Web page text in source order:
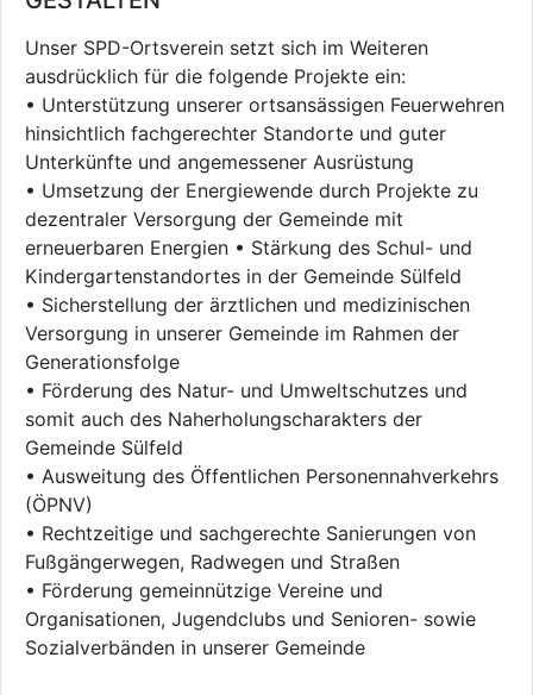
Unser SPD-Ortsverein setzt sich im Weiteren
ausdrücklich für die folgende Projekte ein:
• Unterstützung unserer ortsansässigen Feuerwehren
hinsichtlich fachgerechter Standorte und guter
Unterkünfte und angemessener Ausrüstung
• Umsetzung der Energiewende durch Projekte zu
dezentraler Versorgung der Gemeinde mit
erneuerbaren Energien • Stärkung des Schul- und
Kindergartenstandortes in der Gemeinde Sülfeld
• Sicherstellung der ärztlichen und medizinischen
Versorgung in unserer Gemeinde im Rahmen der
Generationsfolge
• Förderung des Natur- und Umweltschutzes und
somit auch des Naherholungscharakters der
Gemeinde Sülfeld
• Ausweitung des Öffentlichen Personennahverkehrs
(ÖPNV)
• Rechtzeitige und sachgerechte Sanierungen von
Fußgängerwegen, Radwegen und Straßen
• Förderung gemeinnützige Vereine und
Organisationen, Jugendclubs und Senioren- sowie
Sozialverbänden in unserer Gemeinde